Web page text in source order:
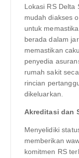
Lokasi RS Delta
mudah diakses
untuk
berada dalam
memastikan
penyedia
rumah sakit
rincian
dikeluarkan.
Akreditasi dan
Menyelidiki
memberikan
komitmen RS